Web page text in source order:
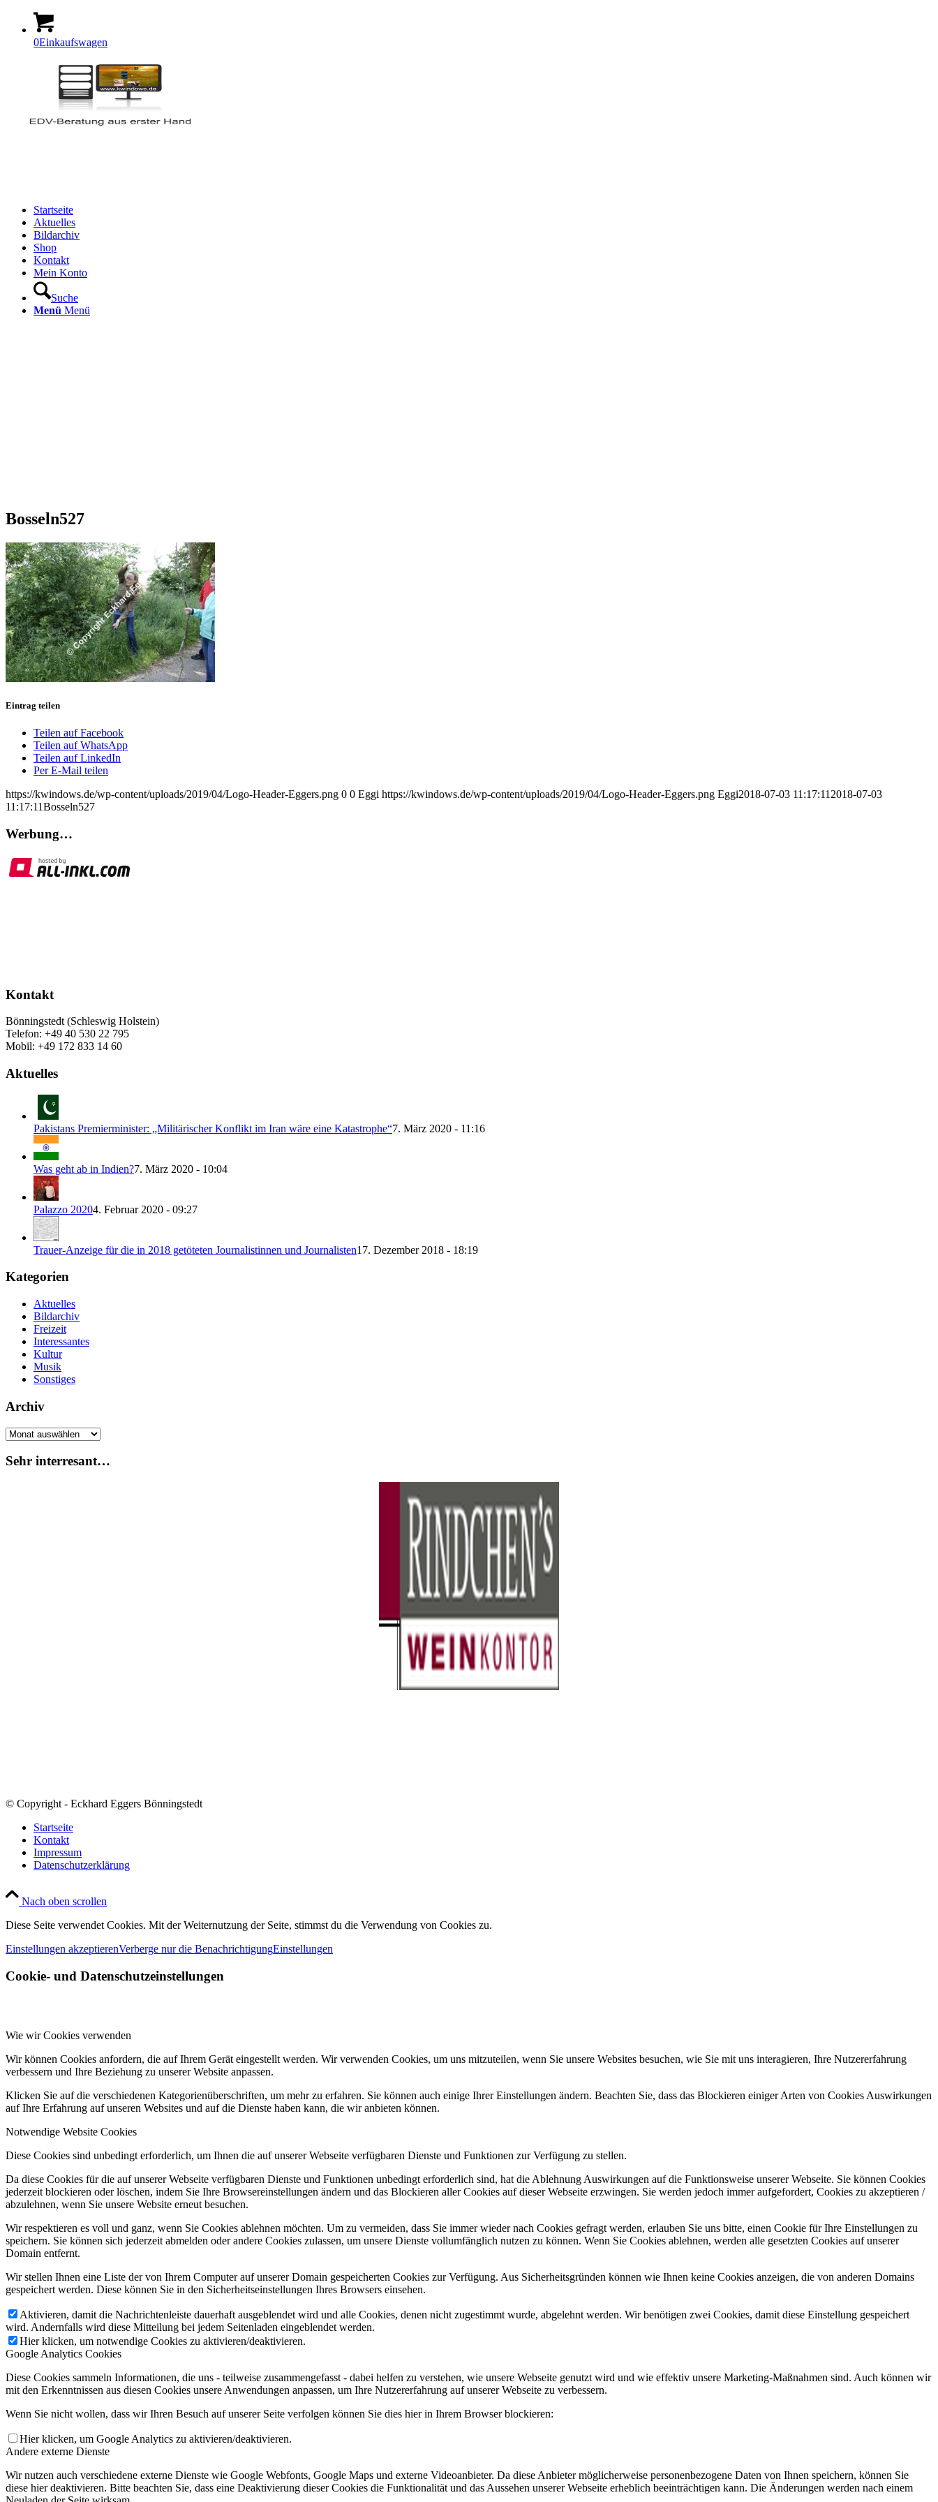
0Einkaufswagen
Startseite
Aktuelles
Bildarchiv
Shop
Kontakt
Mein Konto
Suche
Menü Menü
Bosseln527
Eintrag teilen
Teilen auf Facebook
Teilen auf WhatsApp
Teilen auf LinkedIn
Per E-Mail teilen
https://kwindows.de/wp-content/uploads/2019/04/Logo-Header-Eggers.png 0 0 Eggi https://kwindows.de/wp-content/uploads/2019/04/Logo-Header-Eggers.png Eggi2018-07-03 11:17:11 2018-07-03
11:17:11Bosseln527
Werbung…
Kontakt
Bönningstedt (Schleswig Holstein)
Telefon: +49 40 530 22 795
Mobil: +49 172 833 14 60
Aktuelles
Pakistans Premierminister: „Militärischer Konflikt im Iran wäre eine Katastrophe“7. März 2020 - 11:16
Was geht ab in Indien?7. März 2020 - 10:04
Palazzo 20204. Februar 2020 - 09:27
Trauer-Anzeige für die in 2018 getöteten Journalistinnen und Journalisten17. Dezember 2018 - 18:19
Kategorien
Aktuelles
Bildarchiv
Freizeit
Interessantes
Kultur
Musik
Sonstiges
Archiv
Archiv
Sehr interresant…
© Copyright - Eckhard Eggers Bönningstedt
Startseite
Kontakt
Impressum
Datenschutzerklärung
Nach oben scrollen
Diese Seite verwendet Cookies. Mit der Weiternutzung der Seite, stimmst du die Verwendung von Cookies zu.
Einstellungen akzeptierenVerberge nur die BenachrichtigungEinstellungen
Cookie- und Datenschutzeinstellungen
Wie wir Cookies verwenden
Wir können Cookies anfordern, die auf Ihrem Gerät eingestellt werden. Wir verwenden Cookies, um uns mitzuteilen, wenn Sie unsere Websites besuchen, wie Sie mit uns interagieren, Ihre Nutzererfahrung
verbessern und Ihre Beziehung zu unserer Website anpassen.
Klicken Sie auf die verschiedenen Kategorienüberschriften, um mehr zu erfahren. Sie können auch einige Ihrer Einstellungen ändern. Beachten Sie, dass das Blockieren einiger Arten von Cookies Auswirkungen
auf Ihre Erfahrung auf unseren Websites und auf die Dienste haben kann, die wir anbieten können.
Notwendige Website Cookies
Diese Cookies sind unbedingt erforderlich, um Ihnen die auf unserer Webseite verfügbaren Dienste und Funktionen zur Verfügung zu stellen.
Da diese Cookies für die auf unserer Webseite verfügbaren Dienste und Funktionen unbedingt erforderlich sind, hat die Ablehnung Auswirkungen auf die Funktionsweise unserer Webseite. Sie können Cookies
jederzeit blockieren oder löschen, indem Sie Ihre Browsereinstellungen ändern und das Blockieren aller Cookies auf dieser Webseite erzwingen. Sie werden jedoch immer aufgefordert, Cookies zu akzeptieren /
abzulehnen, wenn Sie unsere Website erneut besuchen.
Wir respektieren es voll und ganz, wenn Sie Cookies ablehnen möchten. Um zu vermeiden, dass Sie immer wieder nach Cookies gefragt werden, erlauben Sie uns bitte, einen Cookie für Ihre Einstellungen zu
speichern. Sie können sich jederzeit abmelden oder andere Cookies zulassen, um unsere Dienste vollumfänglich nutzen zu können. Wenn Sie Cookies ablehnen, werden alle gesetzten Cookies auf unserer
Domain entfernt.
Wir stellen Ihnen eine Liste der von Ihrem Computer auf unserer Domain gespeicherten Cookies zur Verfügung. Aus Sicherheitsgründen können wie Ihnen keine Cookies anzeigen, die von anderen Domains
gespeichert werden. Diese können Sie in den Sicherheitseinstellungen Ihres Browsers einsehen.
Aktivieren, damit die Nachrichtenleiste dauerhaft ausgeblendet wird und alle Cookies, denen nicht zugestimmt wurde, abgelehnt werden. Wir benötigen zwei Cookies, damit diese Einstellung gespeichert
wird. Andernfalls wird diese Mitteilung bei jedem Seitenladen eingeblendet werden.
Hier klicken, um notwendige Cookies zu aktivieren/deaktivieren.
Google Analytics Cookies
Diese Cookies sammeln Informationen, die uns - teilweise zusammengefasst - dabei helfen zu verstehen, wie unsere Webseite genutzt wird und wie effektiv unsere Marketing-Maßnahmen sind. Auch können wir
mit den Erkenntnissen aus diesen Cookies unsere Anwendungen anpassen, um Ihre Nutzererfahrung auf unserer Webseite zu verbessern.
Wenn Sie nicht wollen, dass wir Ihren Besuch auf unserer Seite verfolgen können Sie dies hier in Ihrem Browser blockieren:
Hier klicken, um Google Analytics zu aktivieren/deaktivieren.
Andere externe Dienste
Wir nutzen auch verschiedene externe Dienste wie Google Webfonts, Google Maps und externe Videoanbieter. Da diese Anbieter möglicherweise personenbezogene Daten von Ihnen speichern, können Sie
diese hier deaktivieren. Bitte beachten Sie, dass eine Deaktivierung dieser Cookies die Funktionalität und das Aussehen unserer Webseite erheblich beeinträchtigen kann. Die Änderungen werden nach einem